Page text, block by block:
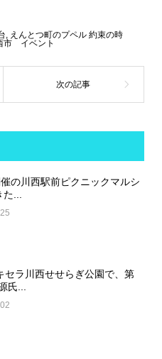
えんとつ町のプペル 約束の時
市 イベント
の川西駅前ピクニックマルシ
...
セラ川西せせらぎ公園で、第
氏...